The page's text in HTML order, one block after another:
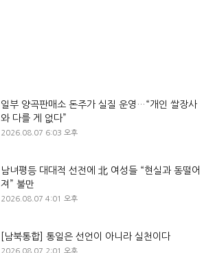
일부 양곡판매소 돈주가 실질 운영…“개인 쌀장사
와 다를 게 없다”
2026.08.07 6:03 오후
남녀평등 대대적 선전에 北 여성들 “현실과 동떨어
져” 불만
2026.08.07 4:01 오후
[남북통합] 통일은 선언이 아니라 실천이다
2026.08.07 2:01 오후